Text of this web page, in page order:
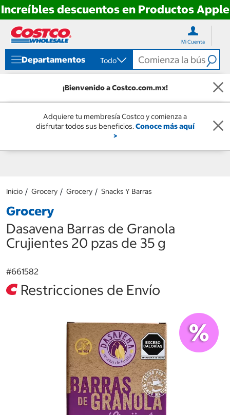
Increíbles descuentos en Productos Apple
directo
contenido
directo
menú
navegación
Mi Cuenta
Departamentos Todo
¡Bienvenido a Costco.com.mx!
Adquiere tu membresía Costco y comienza a
disfrutar todos sus beneficios.Conoce más aquí
>
Inicio Grocery Grocery Snacks Y Barras
Grocery
Dasavena Barras de Granola
Crujientes 20 pzas de 35 g
#661582
Restricciones de Envío